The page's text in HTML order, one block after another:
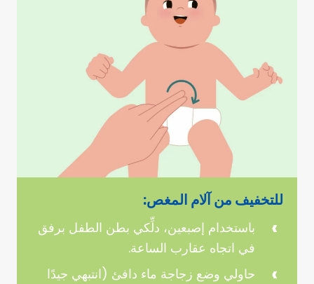
للتخفيف من آلام المغص:
باستخدام إصبعين، دلِّكي بطن الطفل برفق
في اتجاه عقارب الساعة.
حاولي وضع زجاجة ماء دافئ (انتبهي جيدًا